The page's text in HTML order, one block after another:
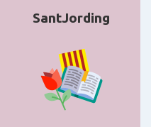
i consolatsSantJording